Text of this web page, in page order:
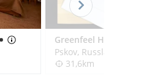
Greenfeel Hotel
Pskov, Russland
31,6km